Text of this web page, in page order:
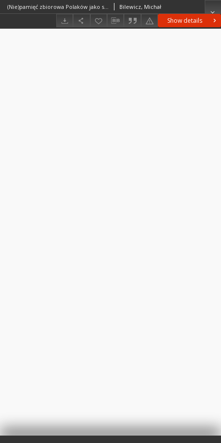
Show details
(Nie)pamięć zbiorowa Polaków jako skutecznaregulacja emocji Bilewicz, Michał